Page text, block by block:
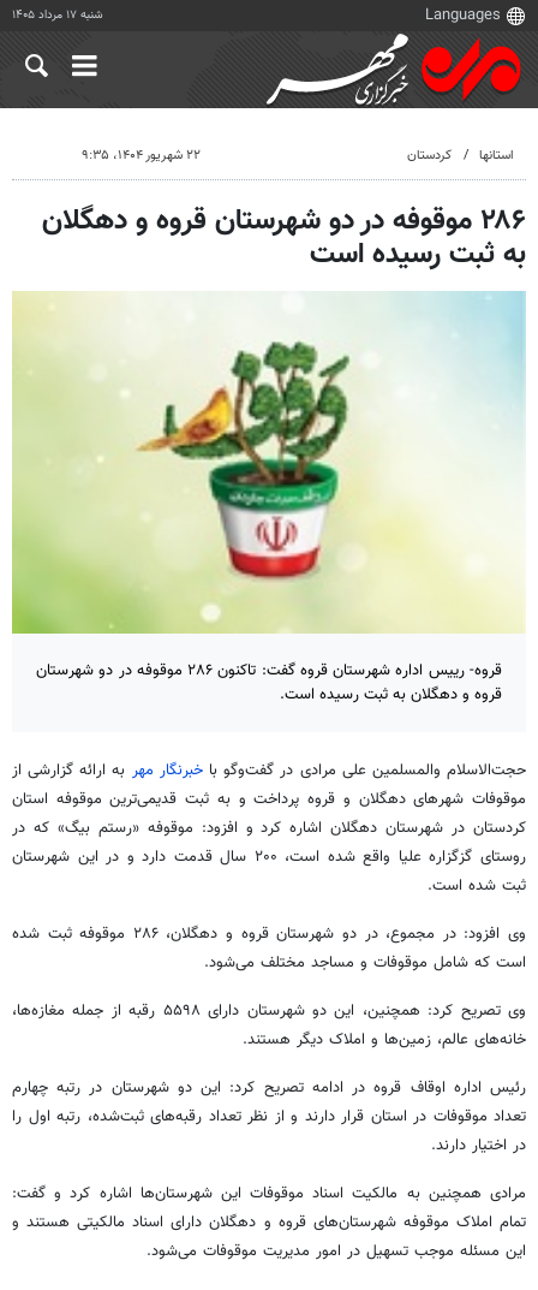
شنبه ۱۷ مرداد ۱۴۰۵
استانها کردستان ۲۲ شهریور ۱۴۰۴، ۹:۳۵
۲۸۶ موقوفه در دو شهرستان قروه و دهگلان
به ثبت رسیده است
قروه- رییس اداره شهرستان قروه گفت: تاکنون ۲۸۶ موقوفه در دو شهرستان
قروه و دهگلان به ثبت رسیده است.
حجت‌الاسلام والمسلمین علی مرادی در گفت‌وگو با خبرنگار مهر به ارائه گزارشی از
موقوفات شهرهایدهگلان و قروهپرداخت و به ثبت قدیمی‌ترین موقوفه استان
کردستان در شهرستان دهگلاناشاره کرد و افزود: موقوفه «رستم بیگ» که در
روستای گزگزاره علیا
واقع شده است، ۲۰۰ سال قدمت دارد و در این شهرستان
ثبت شده است.
وی افزود: در مجموع، در دو شهرستانقروه و دهگلان
، ۲۸۶ موقوفه ثبت شده
است که شامل موقوفات و مساجد مختلف می‌شود.
وی تصریح کرد: همچنین، این دو شهرستان دارای ۵۵۹۸
رقبهاز جمله مغازه‌ها،
خانه‌های عالم، زمین‌ها و املاک دیگر هستند.
رئیس اداره اوقاف قروهدر ادامه تصریح کرد: این دو شهرستان در رتبه چهارم
تعداد موقوفات در استان قرار دارند و از نظر تعداد رقبه‌های ثبت‌شده، رتبه اول را
در اختیار دارند.
مرادی همچنین به مالکیت اسناد موقوفات این شهرستان‌ها اشاره کرد و گفت:
تمام املاک موقوفه شهرستان‌هایقروه و دهگلاندارای اسناد مالکیتی هستند و
این مسئله موجب تسهیل در امور مدیریت موقوفات می‌شود.